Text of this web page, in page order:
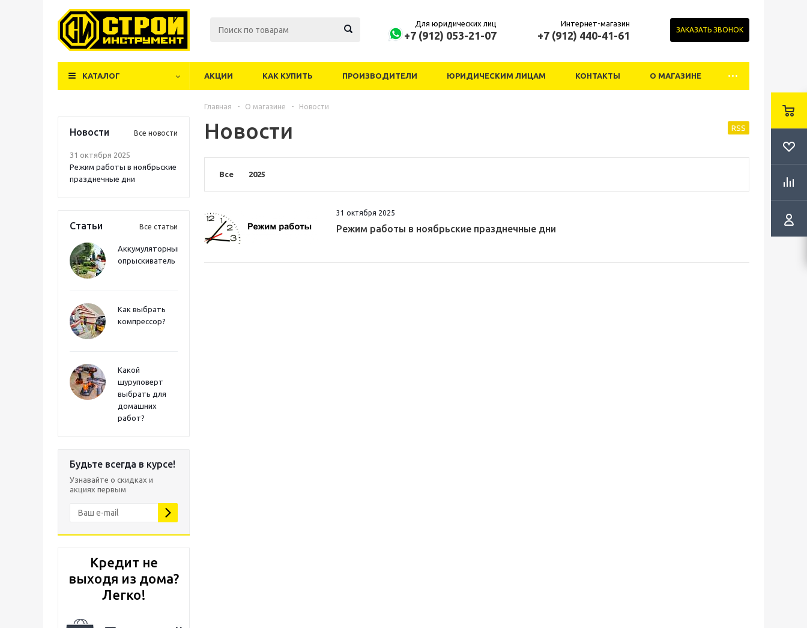
Для юридических лиц
+7 (912) 053-21-07
Интернет-магазин
+7 (912) 440-41-61 ЗАКАЗАТЬ ЗВОНОК
КАТАЛОГ АКЦИИ КАК КУПИТЬ ПРОИЗВОДИТЕЛИ ЮРИДИЧЕСКИМ ЛИЦАМ КОНТАКТЫ О МАГАЗИНЕ
Новости Все новости
31 октября 2025
Режим работы в ноябрьские
празднечные дни
Статьи Все статьи
Аккумуляторный
опрыскиватель
Как выбрать
компрессор?
Какой
шуруповерт
выбрать для
домашних
работ?
Будьте всегда в курсе!
Узнавайте о скидках и
акциях первым
Кредит не
выходя из дома?
Легко!
Главная - О магазине - Новости
Новости RSS
Все 2025
31 октября 2025
Режим работы в ноябрьские празднечные дни